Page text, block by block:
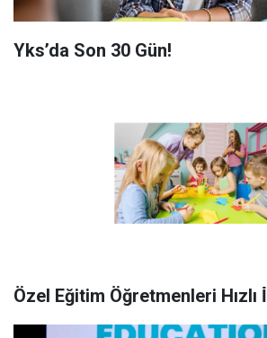
Yks’da Son 30 Gün!
Özel Eğitim Öğretmenleri Hızlı